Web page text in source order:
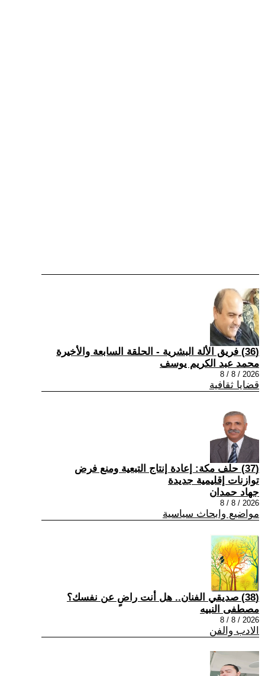
(36) فريق الألة البشرية - الحلقة السابعة والأخيرة
محمد عبد الكريم يوسف
2026 / 8 / 8
قضايا ثقافية
(37) حلف مكة: إعادة إنتاج التبعية ومنع فرض
توازنات إقليمية جديدة
جهاد حمدان
2026 / 8 / 8
مواضيع وابحاث سياسية
(38) صديقي الفنان.. هل أنت راضٍ عن نفسك؟
مصطفى النبيه
2026 / 8 / 8
الادب والفن